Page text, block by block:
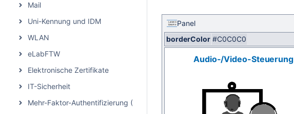
Mail
Uni-Kennung und IDM
WLAN
eLabFTW
Elektronische Zertifikate
IT-Sicherheit
Mehr-Faktor-Authentifizierung (MFA)
Panel
borderColor #C0C0C0
Audio-/Video-Steuerung